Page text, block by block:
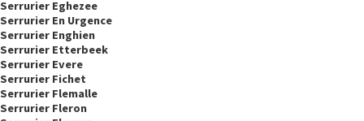
Serrurier Eghezee
Serrurier En Urgence
Serrurier Enghien
Serrurier Etterbeek
Serrurier Evere
Serrurier Fichet
Serrurier Flemalle
Serrurier Fleron